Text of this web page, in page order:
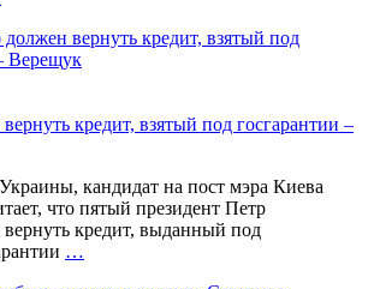
кредит, взятый под госгарантии –
кандидат на пост мэра Киева
что пятый президент Петр
кредит, выданный под
…